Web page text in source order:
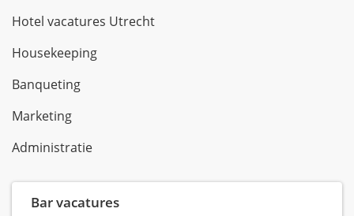
Hotel vacatures Utrecht
Housekeeping
Banqueting
Marketing
Administratie
Bar vacatures